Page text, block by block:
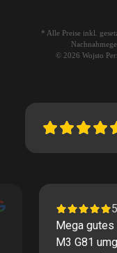
* Alle Preise inkl.
© 2026 Wojsto
Mega gutes
M3 G81